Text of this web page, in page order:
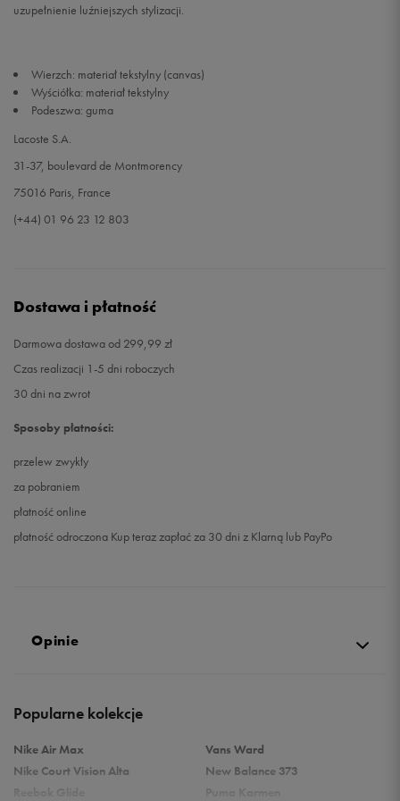
uzupełnienie luźniejszych stylizacji.
Wierzch: materiał tekstylny (canvas)
Wyściółka: materiał tekstylny
Podeszwa: guma
Lacoste S.A.
31-37, boulevard de Montmorency
75016 Paris, France
(+44) 01 96 23 12 803
Dostawa i płatność
Darmowa dostawa od 299,99 zł
Czas realizacji 1-5 dni roboczych
30 dni na zwrot
Sposoby płatności:
przelew zwykły
za pobraniem
płatność online
płatność odroczona Kup teraz zapłać za 30 dni z Klarną lub PayPo
Opinie
Popularne kolekcje
Nike Air Max
Nike Court Vision Alta
Vans Ward
New Balance 373